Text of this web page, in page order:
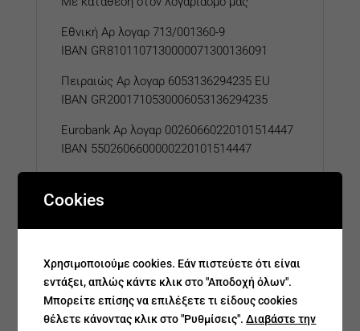
Εθνική Αρ λογαρ 713/001360-9
IBAN GR8101107130000071300136091
Πειραιώς Αρ λογαρ 6053136294235 EU
IBAN GR2001710530006053136294235
Eurobank Αρ λογαρ00260660220101514447
IBAN 5502606600000220101514447
Cookies
Χρησιμοποιούμε cookies. Εάν πιστεύετε ότι είναι
εντάξει, απλώς κάντε κλικ στο "Αποδοχή όλων".
Μπορείτε επίσης να επιλέξετε τι είδους cookies
θέλετε κάνοντας κλικ στο "Ρυθμίσεις".Διαβάστε την